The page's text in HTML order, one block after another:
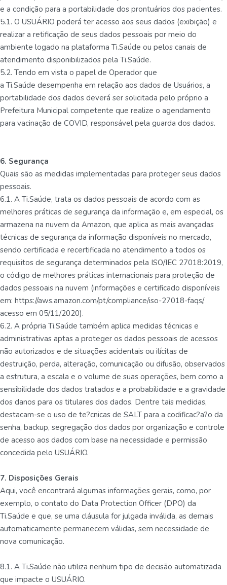
e a condição para a portabilidade dos prontuários dos pacientes.
5.1. O USUÁRIO poderá ter acesso aos seus dados (exibição) e
realizar a retificação de seus dados pessoais por meio do
ambiente logado na plataforma Ti.Saúde ou pelos canais de
atendimento disponibilizados pela Ti.Saúde.
5.2. Tendo em vista o papel de Operador que
a Ti.Saúde desempenha em relação aos dados de Usuários, a
portabilidade dos dados deverá ser solicitada pelo próprio a
Prefeitura Municipal competente que realize o agendamento
para vacinação de COVID, responsável pela guarda dos dados.
6. Segurança
Quais são as medidas implementadas para proteger seus dados
pessoais.
6.1. A Ti.Saúde, trata os dados pessoais de acordo com as
melhores práticas de segurança da informação e, em especial, os
armazena na nuvem da Amazon, que aplica as mais avançadas
técnicas de segurança da informação disponíveis no mercado,
sendo certificada e recertificada no atendimento a todos os
requisitos de segurança determinados pela ISO/IEC 27018:2019,
o código de melhores práticas internacionais para proteção de
dados pessoais na nuvem (informações e certificado disponíveis
em: https://aws.amazon.com/pt/compliance/iso-27018-faqs/,
acesso em 05/11/2020).
6.2. A própria Ti.Saúde também aplica medidas técnicas e
administrativas aptas a proteger os dados pessoais de acessos
não autorizados e de situações acidentais ou ilícitas de
destruição, perda, alteração, comunicação ou difusão, observados
a estrutura, a escala e o volume de suas operações, bem como a
sensibilidade dos dados tratados e a probabilidade e a gravidade
dos danos para os titulares dos dados. Dentre tais medidas,
destacam-se o uso de te?cnicas de SALT para a codificac?a?o da
senha, backup, segregação dos dados por organização e controle
de acesso aos dados com base na necessidade e permissão
concedida pelo USUÁRIO.
7. Disposições Gerais
Aqui, você encontrará algumas informações gerais, como, por
exemplo, o contato do Data Protection Officer (DPO) da
Ti.Saúde e que, se uma cláusula for julgada inválida, as demais
automaticamente permanecem válidas, sem necessidade de
nova comunicação.
8.1. A Ti.Saúde não utiliza nenhum tipo de decisão automatizada
que impacte o USUÁRIO.